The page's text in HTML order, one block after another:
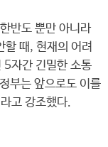
반도 뿐만 아니라
할 때, 현재의 어려
자간 긴밀한 소통
부는 앞으로도 이를
고 강조했다.